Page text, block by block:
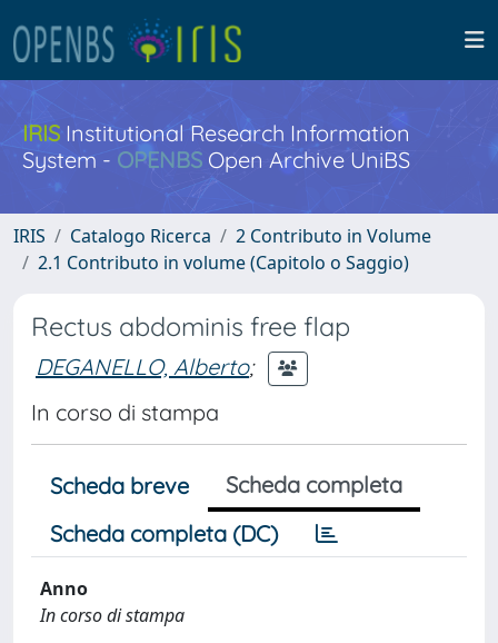
IRISInstitutional Research Information
System - OPENBS Open Archive UniBS
IRIS Catalogo Ricerca
2 Contributo in Volume
2.1 Contributo in volume (Capitolo o Saggio)
Rectus abdominis free flap
DEGANELLO, Alberto;
In corso di stampa
Scheda breve
Scheda completa
Scheda completa (DC)
Anno
In corso di stampa